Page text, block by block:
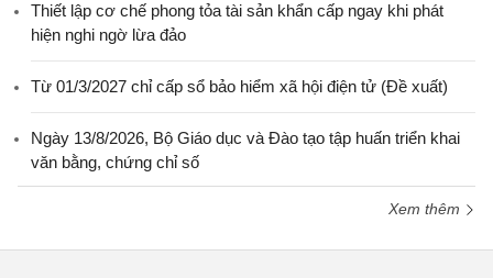
Thiết lập cơ chế phong tỏa tài sản khẩn cấp ngay khi phát
hiện nghi ngờ lừa đảo
Từ 01/3/2027 chỉ cấp sổ bảo hiểm xã hội điện tử (Đề xuất)
Ngày 13/8/2026, Bộ Giáo dục và Đào tạo tập huấn triển khai
văn bằng, chứng chỉ số
Xem thêm